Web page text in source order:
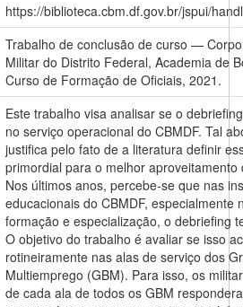
https://biblioteca.cbm.df.gov.br/jspui/
Trabalho de conclusão de curso —
Militar do Distrito Federal, Academia de
Curso de Formação de Oficiais, 2021.
Este trabalho visa analisar se o
no serviço operacional do CBMDF. Tal
justifica pelo fato de a literatura definir
primordial para o melhor aproveitamento
Nos últimos anos, percebe-se que nas
educacionais do CBMDF, especialmente
formação e especialização, o debriefing
O objetivo do trabalho é avaliar se isso
rotineiramente nas alas de serviço dos
Multiemprego (GBM). Para isso, os
de cada ala de todos os GBM